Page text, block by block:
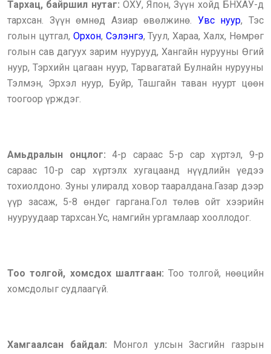
Тархац, байршил нутаг: ОХУ, Япон, Зүүн хойд БНХАУ-д
тархсан. Зүүн өмнөд Азиар өвөлжинө. Увс нуур, Тэс
голын цутгал, Орхон, Сэлэнгэ, Туул, Хараа, Халх, Нөмрөг
голын сав дагуух зарим нуурууд, Хангайн нурууны Өгий
нуур, Тэрхийн цагаан нуур, Тарвагатай Булнайн нурууны
Тэлмэн, Эрхэл нуур, Буйр, Ташгайн таван нуурт цөөн
тоогоор үрждэг.
Амьдралын онцлог:4-р сараас 5-р сар хүртэл, 9-р
сараас 10-р сар хүртэлх хугацаанд нүүдлийн үедээ
тохиолдоно. Зуны улиралд ховор тааралдана.Газар дээр
үүр засаж, 5-8 өндөг гаргана.Гол төлөв ойт хээрийн
нууруудаар тархсан.Ус, намгийн ургамлаар хооллодог.
Тоо толгой, хомсдох шалтгаан:Тоо толгой, нөөцийн
хомсдолыг судлаагүй.
Хамгаалсан байдал: Монгол улсын Засгийн газрын